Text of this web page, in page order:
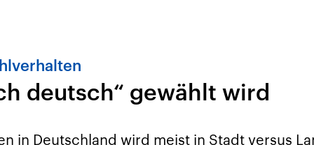
Beiträge,
Aktuelle Lage und
Aktuelle Lage und
deutsch“ gewählt wird
in Deutschland wird meist in Stadt versus